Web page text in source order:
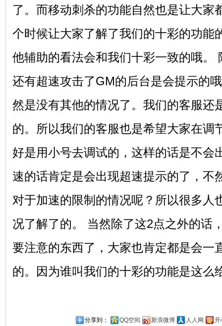
了。而移动刺杀的功能自然也是让大家
个时候让大家了解了我们的十彩的功能
他辅助的看法会和我们十彩一致的哦。
还有超速攻击了GM的后台是会提示的
然是没有其他的情况了。我们的客服还
的。所以我们的客服也是希望大家在调
好是用小号去调试的，这样的话是不会
速的话肯定是会出现超速提示的了，不
对于加速的限制的情况呢？所以很多人
况了解了的。 当然除了这2点之外的话
要注意的东西了，大家也肯定都是会一
的。因为谁叫我们的十彩的功能是这么
分享到： QQ空间 新浪微博 人人网 开